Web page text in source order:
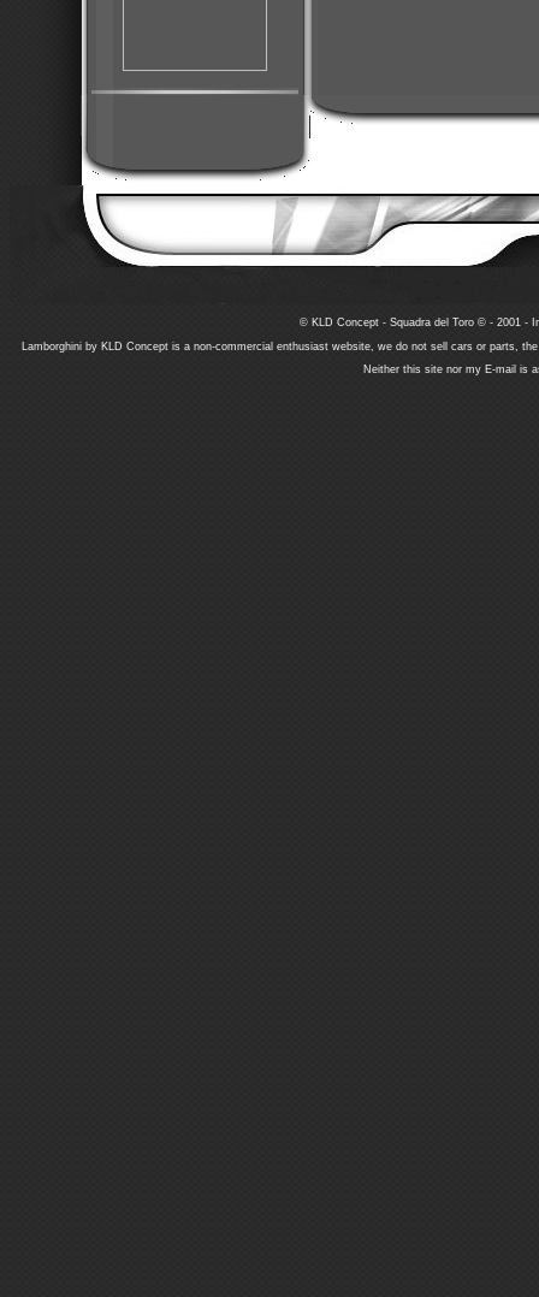
© KLD Concept - Squadra del Toro © - 2001 -
Lamborghini by KLD Concept is a non-commercial enthusiast website, we do not sell cars or parts,
Neither this site nor my E-mail is